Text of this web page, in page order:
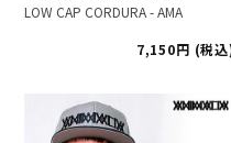
LOW CAP CORDURA - AMA
7,150
税込